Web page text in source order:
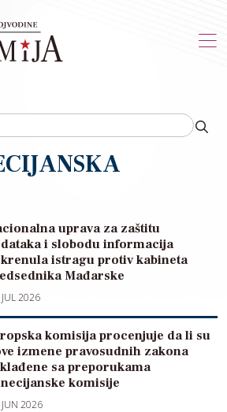
uprava za zaštitu
i slobodu informacija
istragu protiv kabineta
Mađarske
2026
komisija procenjuje da li su
izmene pravosudnih zakona
sa preporukama
komisije
2026